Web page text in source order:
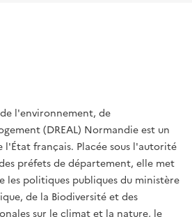
l'environnement, de
(DREAL) Normandie est un
l'État français. Placée sous l'autorité
préfets de département, elle met
politiques publiques du ministère
de la Biodiversité et des